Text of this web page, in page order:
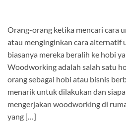
Orang-orang ketika mencari cara
atau menginginkan cara alternatif
biasanya mereka beralih ke hobi
Woodworking adalah salah satu
orang sebagai hobi atau bisnis
menarik untuk dilakukan dan
mengerjakan woodworking di
yang […]